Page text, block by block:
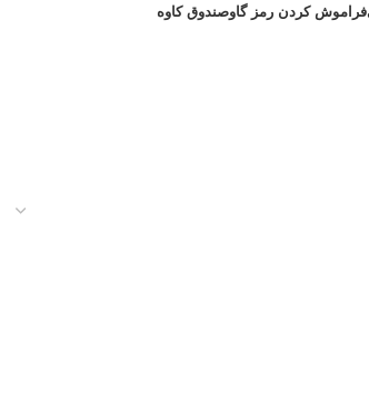
فراموش کردن رمز گاوصندوق کاوه